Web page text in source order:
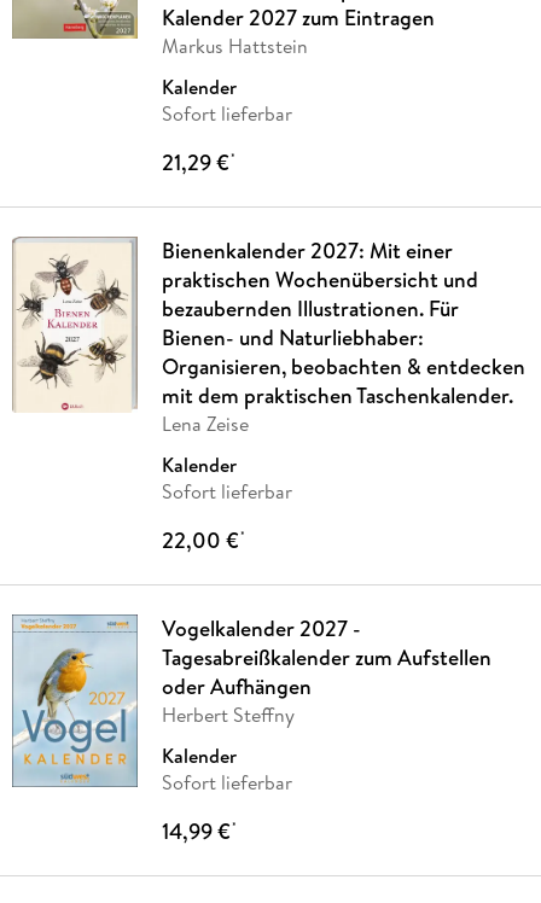
Kalender 2027 zum Eintragen
Markus Hattstein
Kalender
Sofort lieferbar
21,29 €*
Bienenkalender 2027: Mit einer
praktischen Wochenübersicht und
bezaubernden Illustrationen. Für
Bienen- und Naturliebhaber:
Organisieren, beobachten & entdecken
mit dem praktischen Taschenkalender.
Lena Zeise
Kalender
Sofort lieferbar
22,00 €*
Vogelkalender 2027 -
Tagesabreißkalender zum Aufstellen
oder Aufhängen
Herbert Steffny
Kalender
Sofort lieferbar
14,99 €*